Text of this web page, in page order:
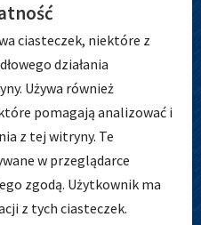
nr 5
ciasteczek, niektóre z
działania
Używa również
pomagają analizować i
z tej witryny. Te
w przeglądarce
zgodą. Użytkownik ma
z tych ciasteczek.